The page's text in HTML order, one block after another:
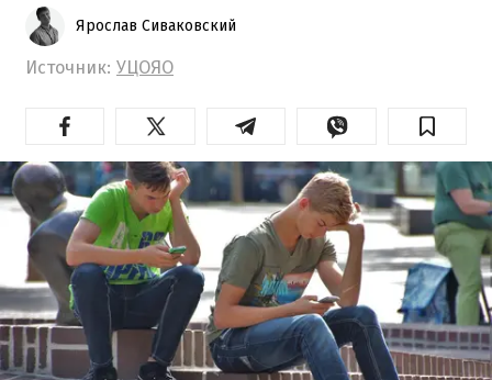
Ярослав Сиваковский
Источник: УЦОЯО